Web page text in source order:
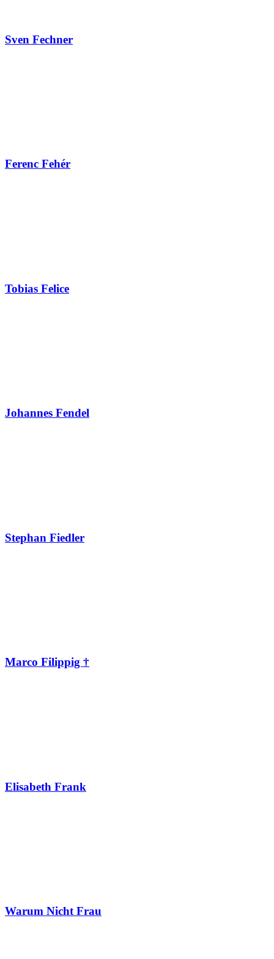
Sven Fechner
Ferenc Fehér
Tobias Felice
Johannes Fendel
Stephan Fiedler
Marco Filippig †
Elisabeth Frank
Warum Nicht Frau